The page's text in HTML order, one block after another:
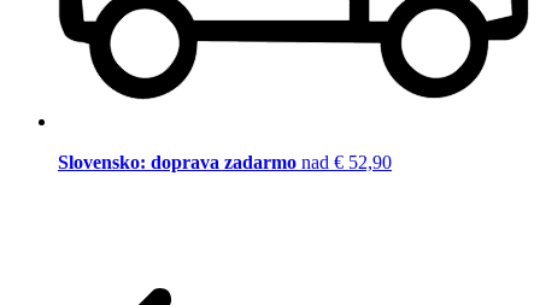
Slovensko: doprava zadarmo nad € 52,90